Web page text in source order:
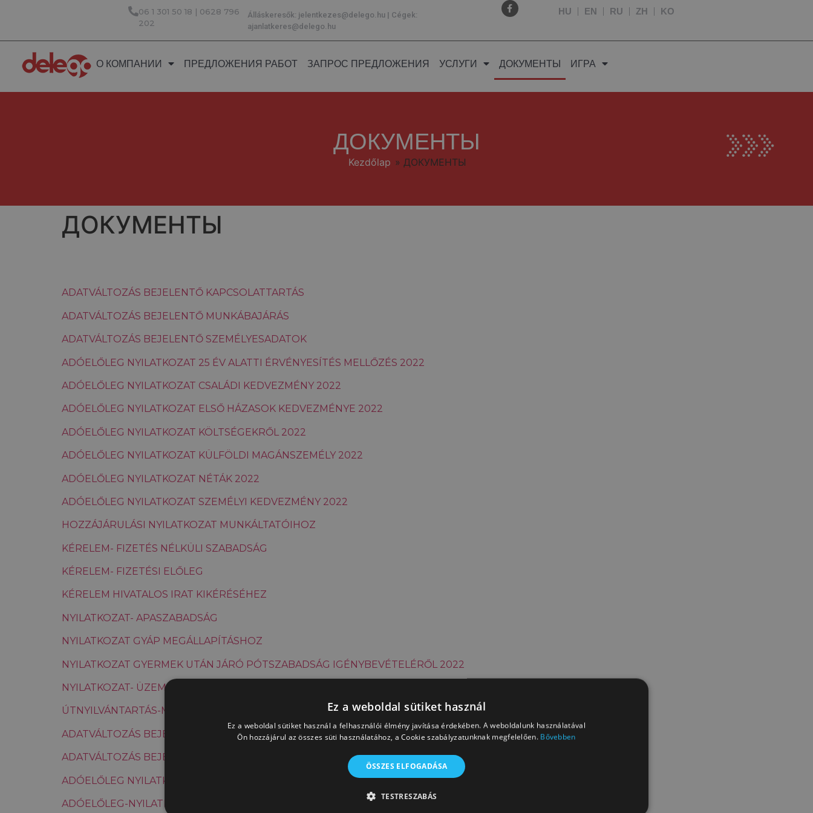
06 1 301 50 18 | 0628 796
202
Álláskeresők: jelentkezes@delego.hu | Cégek:
ajanlatkeres@delego.hu
HU EN RU ZH KO
О КОМПАНИИ ПРЕДЛОЖЕНИЯ РАБОТ ЗАПРОС ПРЕДЛОЖЕНИЯ УСЛУГИ ДОКУМЕНТЫ ИГРА
ДОКУМЕНТЫ
Kezdőlap » ДОКУМЕНТЫ
ДОКУМЕНТЫ
ADATVÁLTOZÁS BEJELENTŐ KAPCSOLATTARTÁS
ADATVÁLTOZÁS BEJELENTŐ MUNKÁBAJÁRÁS
ADATVÁLTOZÁS BEJELENTŐ SZEMÉLYESADATOK
ADÓELŐLEG NYILATKOZAT 25 ÉV ALATTI ÉRVÉNYESÍTÉS MELLŐZÉS 2022
ADÓELŐLEG NYILATKOZAT CSALÁDI KEDVEZMÉNY 2022
ADÓELŐLEG NYILATKOZAT ELSŐ HÁZASOK KEDVEZMÉNYE 2022
ADÓELŐLEG NYILATKOZAT KÖLTSÉGEKRŐL 2022
ADÓELŐLEG NYILATKOZAT KÜLFÖLDI MAGÁNSZEMÉLY 2022
ADÓELŐLEG NYILATKOZAT NÉTÁK 2022
ADÓELŐLEG NYILATKOZAT SZEMÉLYI KEDVEZMÉNY 2022
HOZZÁJÁRULÁSI NYILATKOZAT MUNKÁLTATÓIHOZ
KÉRELEM- FIZETÉS NÉLKÜLI SZABADSÁG
KÉRELEM- FIZETÉSI ELŐLEG
KÉRELEM HIVATALOS IRAT KIKÉRÉSÉHEZ
NYILATKOZAT- APASZABADSÁG
NYILATKOZAT GYÁP MEGÁLLAPÍTÁSHOZ
NYILATKOZAT GYERMEK UTÁN JÁRÓ PÓTSZABADSÁG IGÉNYBEVÉTELÉRŐL 2022
NYILATKOZAT- ÜZEMI BALESETNEK NEM MINŐSÜLŐ BALESET KÖRÜLMÉNYEIRŐL
ÚTNYILVÁNTARTÁS-MENETLEVÉL
ADATVÁLTOZÁS BEJELENTŐ BANKSZÁMLASZÁM
ADATVÁLTOZÁS BEJELENTŐ MUNKÁBAJÁRÁS 2024
ADÓELŐLEG NYILATKOZAT 25 ÉV ALATTI ÉRVÉNYESÍTÉS MELLŐZÉS 2024
ADÓELŐLEG-NYILATKOZAT A 30 ÉV ALATTI ANYÁK KEDVEZMÉNYÉNEK ÉRVÉNYESÍTÉSÉRŐL 2024
Ez a weboldal sütiket használ
Ez a weboldal sütiket használ a felhasználói élmény javítása érdekében. A weboldalunk használatával
Ön hozzájárul az összes süti használatához, a Cookie szabályzatunknak megfelelően. Bővebben
ÖSSZES ELFOGADÁSA
TESTRESZABÁS